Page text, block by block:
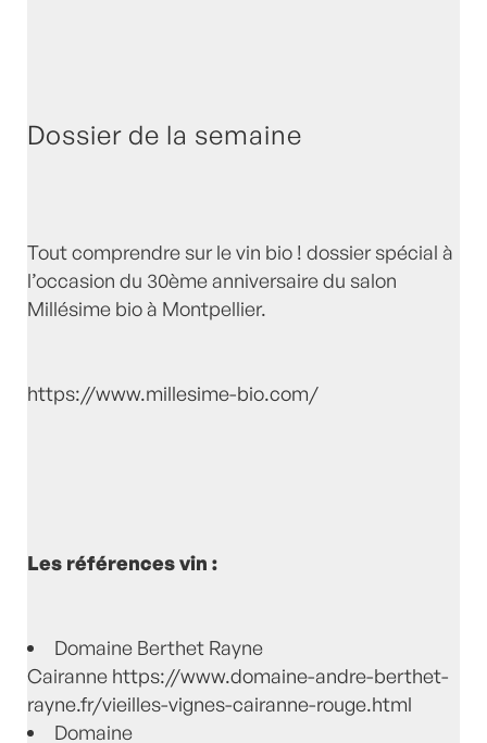
Dossier de la semaine
Tout comprendre sur le vin bio ! dossier spécial à
l’occasion du 30ème anniversaire du salon
Millésime bio à Montpellier.
https://www.millesime-bio.com/
Les références vin :
Domaine Berthet Rayne
Cairanne https://www.domaine-andre-berthet-
rayne.fr/vieilles-vignes-cairanne-rouge.html
Domaine